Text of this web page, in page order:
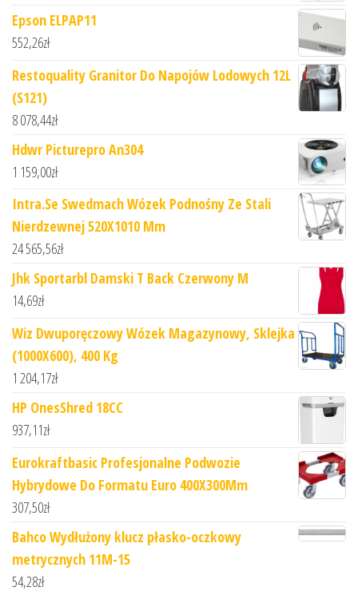
Epson ELPAP11
552,26zł
Restoquality Granitor Do Napojów Lodowych 12L
(S121)
8 078,44zł
Hdwr Picturepro An304
1 159,00zł
Intra.Se Swedmach Wózek Podnośny Ze Stali
Nierdzewnej 520X1010 Mm
24 565,56zł
Jhk Sportarbl Damski T Back Czerwony M
14,69zł
Wiz Dwuporęczowy Wózek Magazynowy, Sklejka
(1000X600), 400 Kg
1 204,17zł
HP OnesShred 18CC
937,11zł
Eurokraftbasic Profesjonalne Podwozie
Hybrydowe Do Formatu Euro 400X300Mm
307,50zł
Bahco Wydłużony klucz płasko-oczkowy
metrycznych 11M-15
54,28zł